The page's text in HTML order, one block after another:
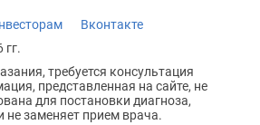
Вконтакте
гг.
требуется консультация
представленная на сайте, не
для постановки диагноза,
не заменяет прием врача.